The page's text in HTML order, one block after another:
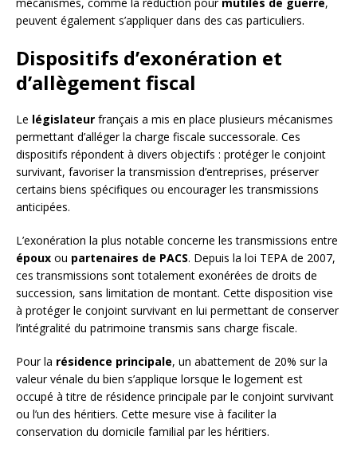
peuvent également s’appliquer dans des cas particuliers.
Dispositifs d’exonération et
d’allègement fiscal
Le législateur français a mis en place plusieurs mécanismes
permettant d’alléger la charge fiscale successorale. Ces
dispositifs répondent à divers objectifs : protéger le conjoint
survivant, favoriser la transmission d’entreprises, préserver
certains biens spécifiques ou encourager les transmissions
anticipées.
L’exonération la plus notable concerne les transmissions entre
époux ou partenaires de PACS. Depuis la loi TEPA de 2007,
ces transmissions sont totalement exonérées de droits de
succession, sans limitation de montant. Cette disposition vise
à protéger le conjoint survivant en lui permettant de conserver
l’intégralité du patrimoine transmis sans charge fiscale.
Pour la résidence principale, un abattement de 20% sur la
valeur vénale du bien s’applique lorsque le logement est
occupé à titre de résidence principale par le conjoint survivant
ou l’un des héritiers. Cette mesure vise à faciliter la
conservation du domicile familial par les héritiers.